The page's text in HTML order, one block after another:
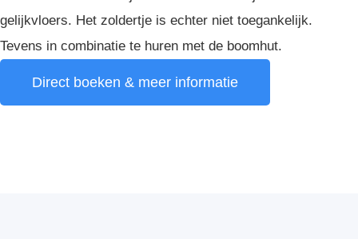
gelijkvloers. Het zoldertje is echter niet toegankelijk.
Tevens in combinatie te huren met de boomhut.
Direct boeken & meer informatie